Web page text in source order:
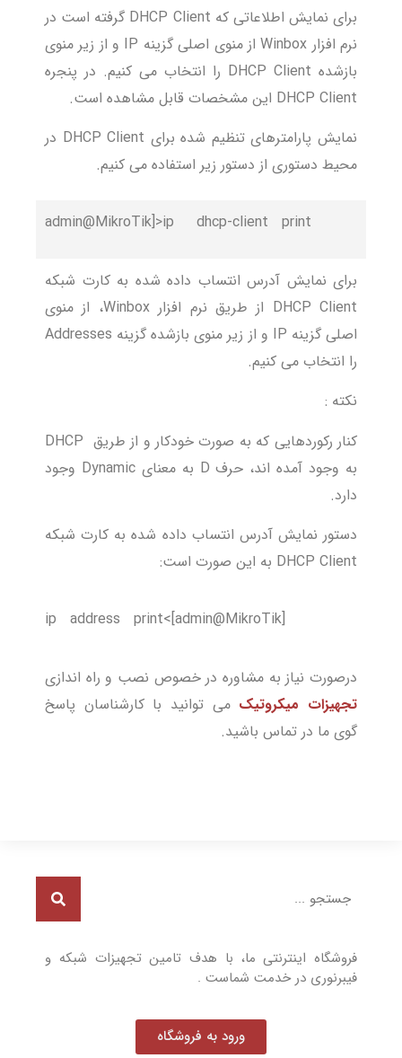
برای نمایش اطلاعاتی که DHCP Client گرفته است در
نرم افزار Winbox از منوی اصلی گزینه IP و از زیر منوی
بازشده DHCP Client را انتخاب می کنیم. در پنجره
DHCP Client این مشخصات قابل مشاهده است.
نمایش پارامترهای تنظیم شده برای DHCP Client در
محیط دستوری از دستور زیر استفاده می کنیم.
admin@MikroTik]>ip dhcp-client print
برای نمایش آدرس انتساب داده شده به کارت شبکه
DHCP Client از طریق نرم افزار Winbox، از منوی
اصلی گزینه IP و از زیر منوی بازشده گزینه Addresses
را انتخاب می کنیم.
نکته :
کنار رکوردهایی که به صورت خودکار و از طریق DHCP
به وجود آمده اند، حرف D به معنای Dynamic وجود
دارد.
دستور نمایش آدرس انتساب داده شده به کارت شبکه
DHCP Client به این صورت است:
[admin@MikroTik]>ip address print
درصورت نیاز به مشاوره در خصوص نصب و راه اندازی
تجهیزات میکروتیک می توانید با کارشناسان پاسخ
گوی ما در تماس باشید.
فروشگاه اینترنتی ما، با هدف تامین تجهیزات شبکه و
فیبرنوری در خدمت شماست .
ورود به فروشگاه